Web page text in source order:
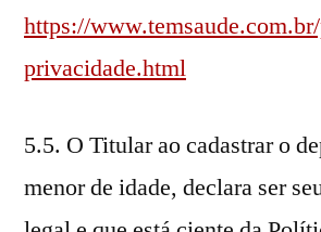
https://
privacidade.html
5.5. O Titular ao cadastrar o
menor de idade, declara ser